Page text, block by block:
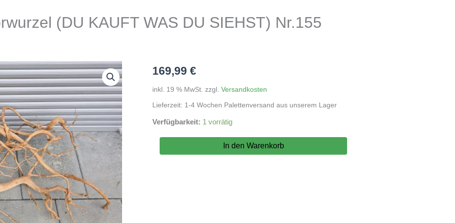
(DU KAUFT WAS DU SIEHST) Nr.155
169,99€
inkl. 19 % MwSt. zzgl.Versandkosten
Lieferzeit: 1-4 Wochen Palettenversand aus unserem Lager
Verfügbarkeit: 1 vorrätig
In den Warenkorb